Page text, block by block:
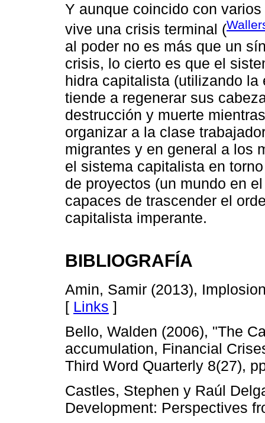
Y aunque coincido con
vive una crisis terminal (
al poder no es más que un
crisis, lo cierto es que el
hidra capitalista (utilizando
tiende a regenerar sus
destrucción y muerte
organizar a la clase
migrantes y en general a los
el sistema capitalista en
de proyectos (un mundo en
capaces de trascender el
capitalista imperante.
BIBLIOGRAFÍA
Amin, Samir (2013),
[ Links ]
Bello, Walden (2006), "The
accumulation, Financial
Third Word Quarterly 8(27),
Castles, Stephen y Raúl
Development: Perspectives